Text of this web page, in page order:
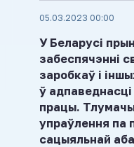
05.03.2023 00:00
У Беларусі
забеспячэнні
заробкаў і
ў
працы.
упраўлення па
сацыяльнай